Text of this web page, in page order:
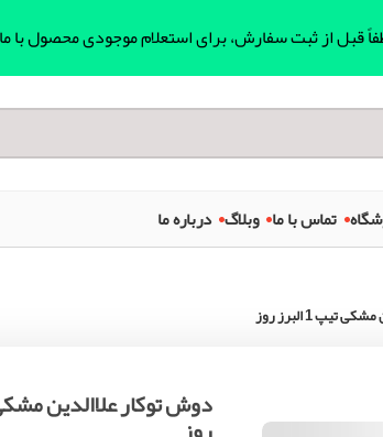
تماس با ما وبلاگ درباره ما
1 البرز روز
قبل از ثبت سفارش، برای استعلام موجودی محصول با